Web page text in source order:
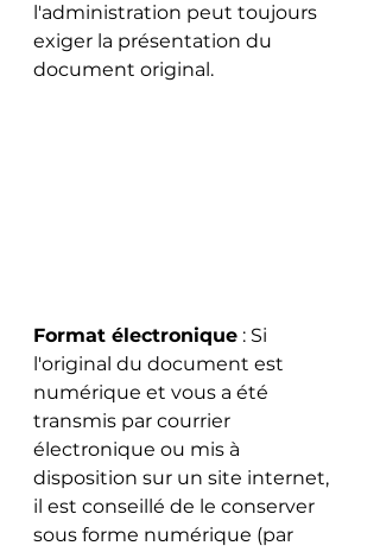
l'administration peut toujours
exiger la présentation du
document original.
Format électronique : Si
l'original du document est
numérique et vous a été
transmis par courrier
électronique ou mis à
disposition sur un site internet,
il est conseillé de le conserver
sous forme numérique (par